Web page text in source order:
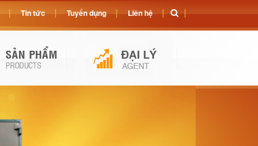
Tin tức Tuyển dụng Liên hệ